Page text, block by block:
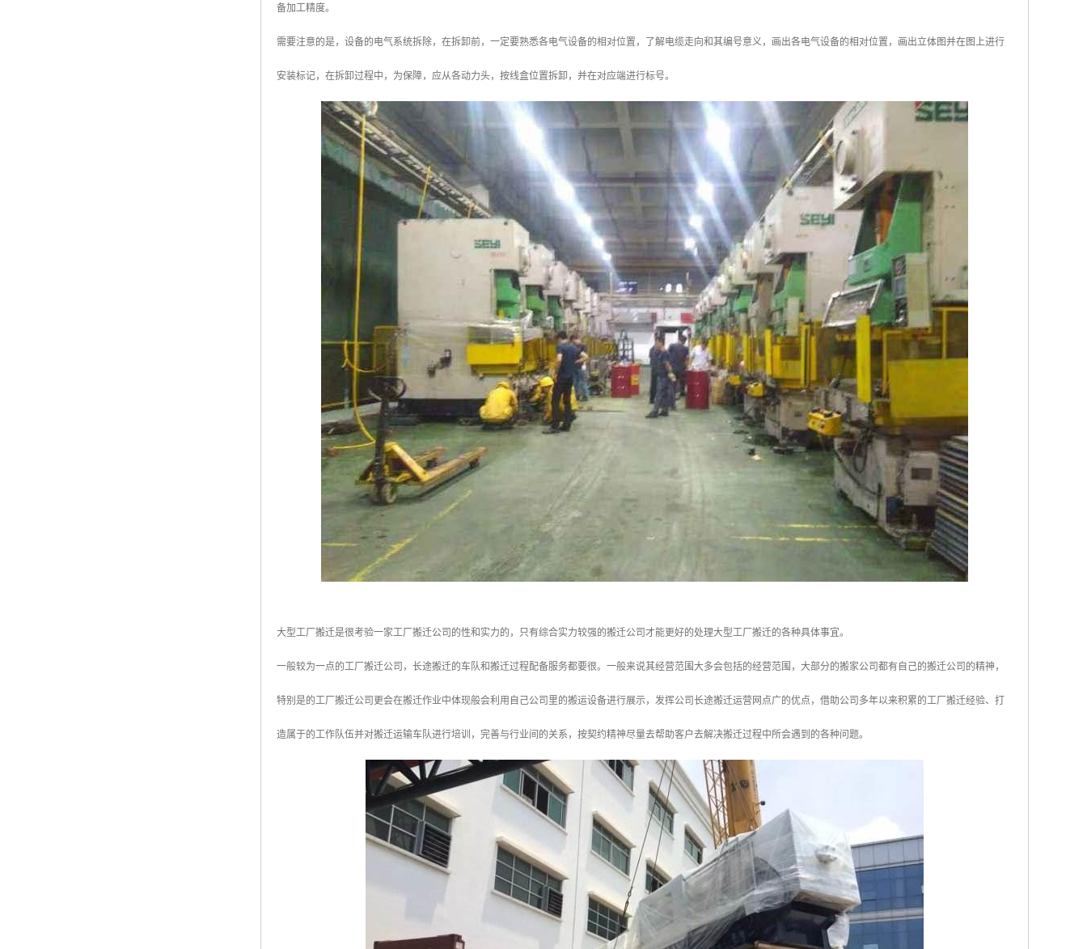
备加工精度。
需要注意的是，设备的电气系统拆除，在拆卸前，一定要熟悉各电气设备的相对位置，了解电缆走向和其编号意义，画出各电气设备的相对位置，画出立体图并在图上进行
安装标记，在拆卸过程中，为保障，应从各动力头，按线盒位置拆卸，并在对应端进行标号。
大型工厂搬迁是很考验一家工厂搬迁公司的性和实力的，只有综合实力较强的搬迁公司才能更好的处理大型工厂搬迁的各种具体事宜。
一般较为一点的工厂搬迁公司，长途搬迁的车队和搬迁过程配备服务都要很。一般来说其经营范围大多会包括的经营范围，大部分的搬家公司都有自己的搬迁公司的精神，
特别是的工厂搬迁公司更会在搬迁作业中体现般会利用自己公司里的搬运设备进行展示，发挥公司长途搬迁运营网点广的优点，借助公司多年以来积累的工厂搬迁经验、打
造属于的工作队伍并对搬迁运输车队进行培训，完善与行业间的关系，按契约精神尽量去帮助客户去解决搬迁过程中所会遇到的各种问题。